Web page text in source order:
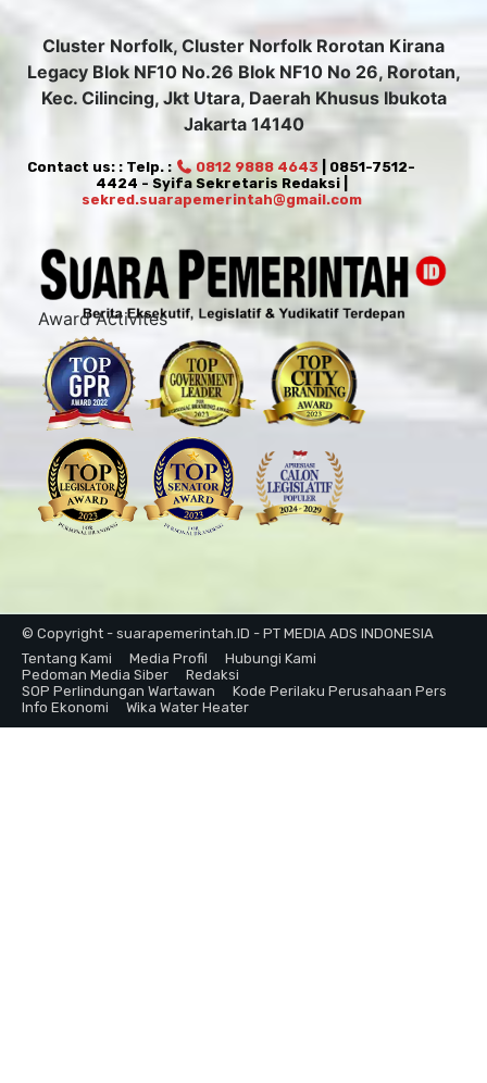
Cluster Norfolk, Cluster Norfolk Rorotan Kirana
Legacy Blok NF10 No.26 Blok NF10 No 26, Rorotan,
Kec. Cilincing, Jkt Utara, Daerah Khusus Ibukota
Jakarta 14140
Contact us: : Telp. : 0812 9888 4643 | 0851-7512-
4424 - Syifa Sekretaris Redaksi |
sekred.suarapemerintah@gmail.com
Award Activites
© Copyright - suarapemerintah.ID - PT MEDIA ADS INDONESIA
Tentang Kami
Media Profil
Hubungi Kami
Pedoman Media Siber
Redaksi
SOP Perlindungan Wartawan
Kode Perilaku Perusahaan Pers
Info Ekonomi
Wika Water Heater